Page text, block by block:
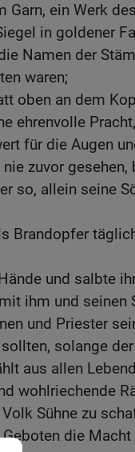
Garn, ein Werk
in goldener
Namen der
waren;
oben an dem
ehrenvolle
für die Augen
zuvor
so, allein seine
Brandopfer
und salbte
ihm und seinen
und Priester
solange
aus allen
wohlriechende
Sühne zu
die Macht